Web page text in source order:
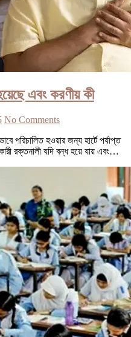
এবং করণীয় কী
No Comments
পরিচালিত হওয়ার জন্য হার্টে পর্যাপ্ত
রক্তনালী যদি বন্ধ হয়ে যায় এবং…